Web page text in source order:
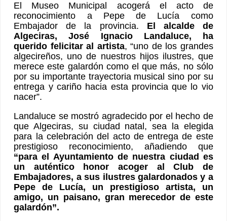
El Museo Municipal acogerá el acto de
reconocimiento a Pepe de Lucía como
Embajador de la provincia. El alcalde de
Algeciras, José Ignacio Landaluce, ha
querido felicitar al artista, “uno de los grandes
algecireños, uno de nuestros hijos ilustres, que
merece este galardón como el que más, no sólo
por su importante trayectoria musical sino por su
entrega y cariño hacia esta provincia que lo vio
nacer”.
Landaluce se mostró agradecido por el hecho de
que Algeciras, su ciudad natal, sea la elegida
para la celebración del acto de entrega de este
prestigioso reconocimiento, añadiendo que
“para el Ayuntamiento de nuestra ciudad es
un auténtico honor acoger al Club de
Embajadores, a sus ilustres galardonados y a
Pepe de Lucía, un prestigioso artista, un
amigo, un paisano, gran merecedor de este
galardón”.